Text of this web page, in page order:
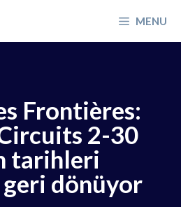
MENU
Frontières:
2-30
tarihleri
geri dönüyor